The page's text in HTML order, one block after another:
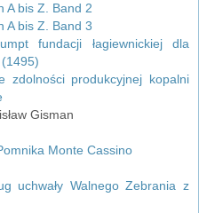
A bis Z. Band 2
A bis Z. Band 3
fundacji łagiewnickiej dla
zdolności produkcyjnej kopalni
Gisman
Monte Cassino
uchwały Walnego Zebrania z